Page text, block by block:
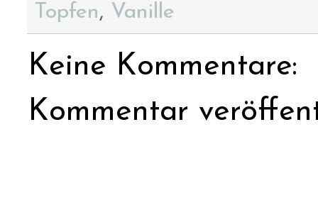
Topfen, Vanille
Keine Kommentare:
Kommentar